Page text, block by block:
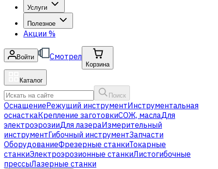
Услуги
Полезное
Акции %
Войти Смотрел
Корзина
Каталог
Поиск
ОснащениеРежущий инструментИнструментальная
оснасткаКрепление заготовкиСОЖ, маслаДля
электроэрозииДля лазераИзмерительный
инструментГибочный инструментЗапчасти
ОборудованиеФрезерные станкиТокарные
станкиЭлектроэрозионные станкиЛистогибочные
прессыЛазерные станки